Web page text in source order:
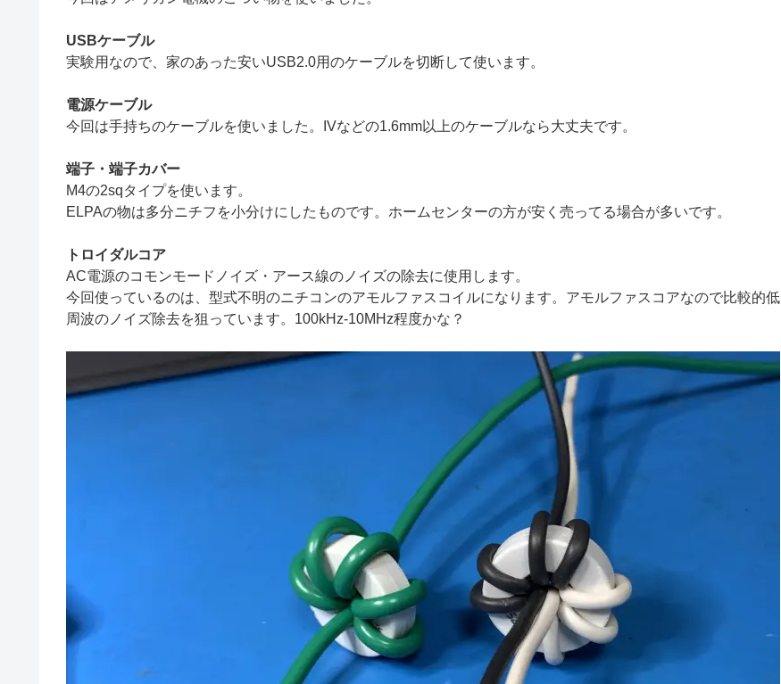
USBケーブル
実験用なので、家のあった安いUSB2.0用のケーブルを切断して使います。
電源ケーブル
今回は手持ちのケーブルを使いました。IVなどの1.6mm以上のケーブルなら大丈夫です。
端子・端子カバー
M4の2sqタイプを使います。
ELPAの物は多分ニチフを小分けにしたものです。ホームセンターの方が安く売ってる場合が多いです。
トロイダルコア
AC電源のコモンモードノイズ・アース線のノイズの除去に使用します。
今回使っているのは、型式不明のニチコンのアモルファスコイルになります。アモルファスコアなので比較的低
周波のノイズ除去を狙っています。100kHz-10MHz程度かな？